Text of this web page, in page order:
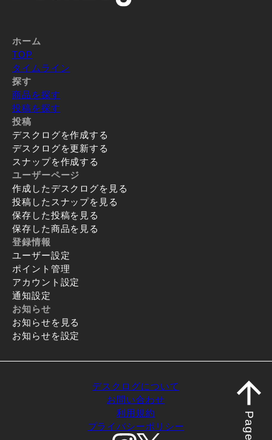
ホーム
TOP
タイムライン
探す
商品を探す
投稿を探す
投稿
デスクログを作成する
デスクログを更新する
スナップを作成する
ユーザーページ
作成したデスクログを見る
投稿したスナップを見る
保存した投稿を見る
保存した商品を見る
登録情報
ユーザー設定
ポイント管理
アカウント設定
通知設定
お知らせ
お知らせを見る
お知らせを設定
デスクログについて
お問い合わせ
利用規約
プライバシーポリシー